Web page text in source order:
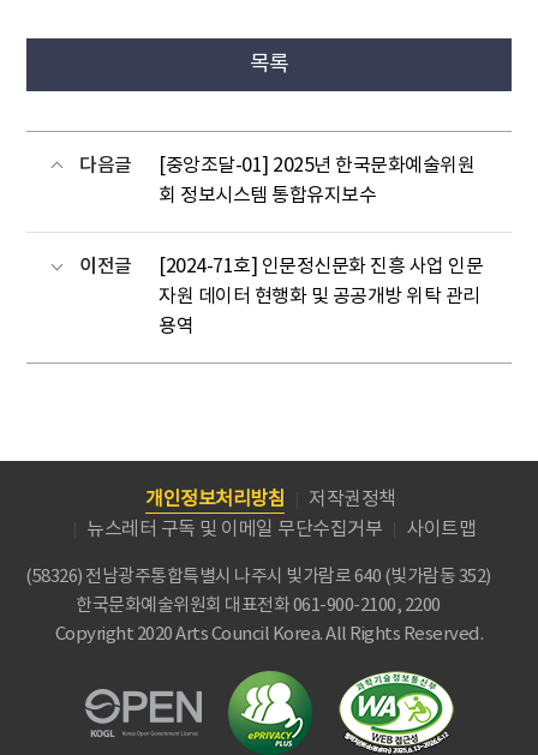
목록
다음글
[중앙조달-01] 2025년 한국문화예술위원
회 정보시스템 통합유지보수
이전글
[2024-71호] 인문정신문화 진흥 사업 인문
자원 데이터 현행화 및 공공개방 위탁 관리
용역
개인정보처리방침
저작권정책
뉴스레터 구독 및 이메일 무단수집거부
사이트맵
(58326) 전남광주통합특별시 나주시 빛가람로 640 (빛가람동 352)
한국문화예술위원회 대표전화 061-900-2100, 2200
Copyright 2020 Arts Council Korea. All Rights Reserved.